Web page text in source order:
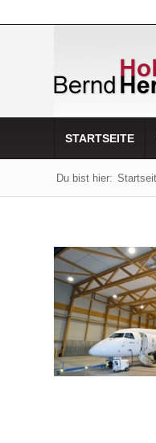
STARTSEITE
Du bist hier: